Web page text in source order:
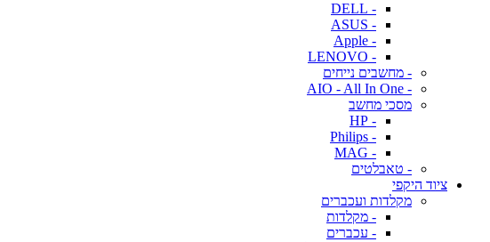
- DELL
- ASUS
- Apple
- LENOVO
- מחשבים נייחים
- AIO - All In One
מסכי מחשב
- HP
- Philips
- MAG
- טאבלטים
ציוד היקפי
מקלדות ועכברים
- מקלדות
- עכברים